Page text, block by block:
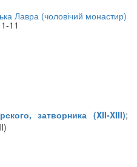
Лавра (чоловічий монастир)
11
затворника (XII-XIII);